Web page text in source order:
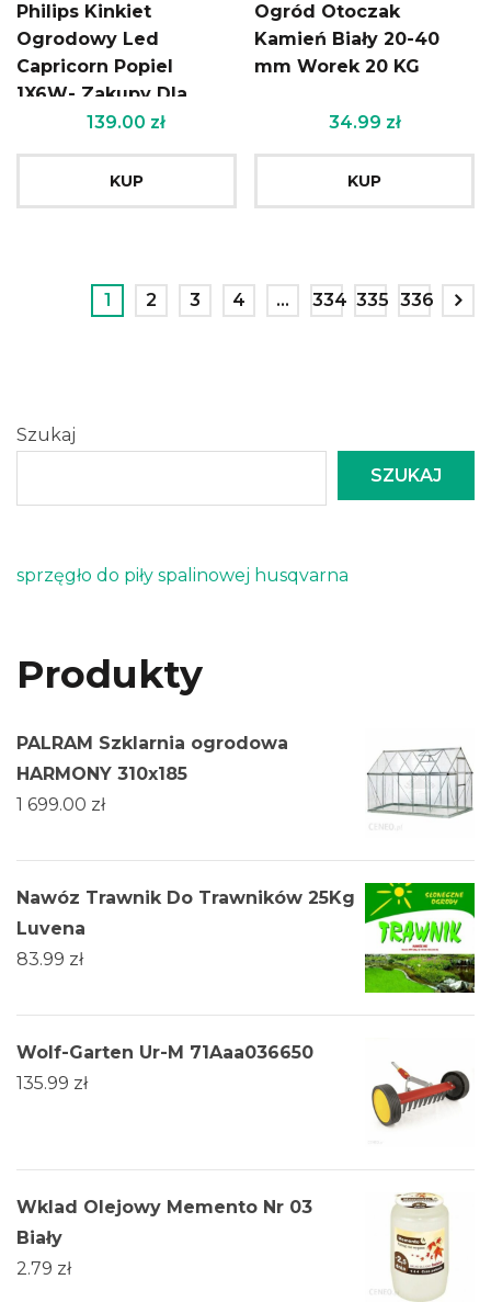
Philips Kinkiet
Ogrodowy Led
Capricorn Popiel
1X6W- Zakupy Dla
Domu I Biura
139.00 zł
KUP
Ogród Otoczak
Kamień Biały 20-40
mm Worek 20 KG
34.99 zł
KUP
1 2 3 4 … 334 335 336
Szukaj
SZUKAJ
sprzęgło do piły spalinowej husqvarna
Produkty
PALRAM Szklarnia ogrodowa
HARMONY 310x185
1 699.00 zł
Nawóz Trawnik Do Trawników 25Kg
Luvena
83.99 zł
Wolf-Garten Ur-M 71Aaa036650
135.99 zł
Wklad Olejowy Memento Nr 03
Biały
2.79 zł